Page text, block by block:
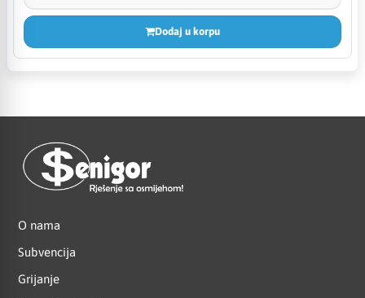
Dodaj u korpu
O nama
Subvencija
Grijanje